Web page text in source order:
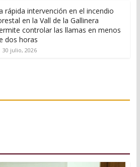
rápida intervención en el incendio
en la Vall de la Gallinera
controlar las llamas en menos
dos horas
30 julio, 2026